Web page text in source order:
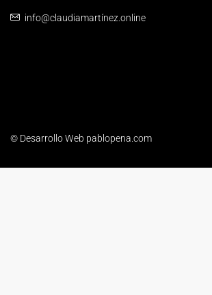
info@claudiamartínez.online
© Desarrollo Web pablopena.com